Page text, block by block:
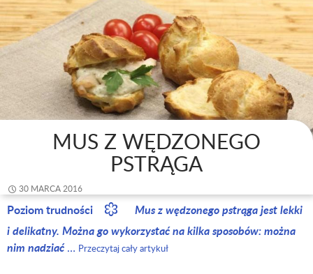
MUS Z WĘDZONEGO
PSTRĄGA
30 MARCA 2016
Poziom trudności
Mus z wędzonego pstrąga jest lekki
i delikatny. Można go wykorzystać na kilka sposobów: można
nim nadziać… Przeczytaj cały artykuł